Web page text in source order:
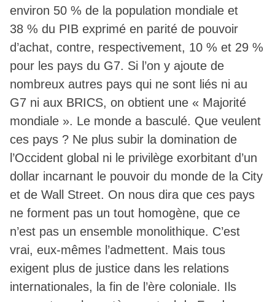
environ 50 % de la population mondiale et
38 % du PIB exprimé en parité de pouvoir
d’achat, contre, respectivement, 10 % et 29 %
pour les pays du G7. Si l’on y ajoute de
nombreux autres pays qui ne sont liés ni au
G7 ni aux BRICS, on obtient une « Majorité
mondiale ». Le monde a basculé. Que veulent
ces pays ? Ne plus subir la domination de
l’Occident global ni le privilège exorbitant d’un
dollar incarnant le pouvoir du monde de la City
et de Wall Street. On nous dira que ces pays
ne forment pas un tout homogène, que ce
n’est pas un ensemble monolithique. C’est
vrai, eux-mêmes l’admettent. Mais tous
exigent plus de justice dans les relations
internationales, la fin de l’ère coloniale. Ils